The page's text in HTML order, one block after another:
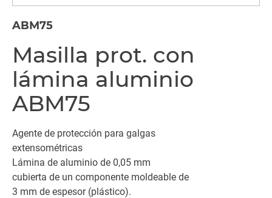
ABM75
Masilla prot. con
lámina aluminio
ABM75
Agente de protección para galgas
extensométricas
Lámina de aluminio de 0,05 mm
cubierta de un componente moldeable de
3 mm de espesor (plástico).